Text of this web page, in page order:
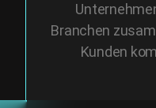
Branchen
Kunden